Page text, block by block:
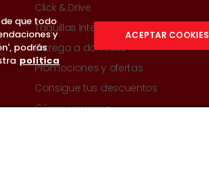
Click & Drive
Taquillas Inteligentes
Entrega a domicilio
Promociones y ofertas
Consigue tus descuentos
Cómo comprar
de que todo
y
podrás
política
ACEPTAR COOKIES